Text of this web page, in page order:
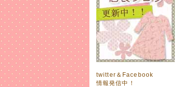
twitter＆Facebook
情報発信中！